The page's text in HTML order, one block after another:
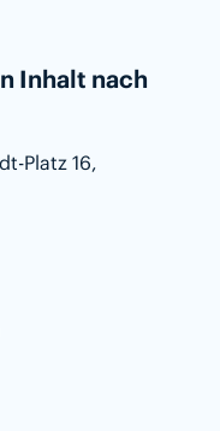
Inhalt nach
Platz 16,